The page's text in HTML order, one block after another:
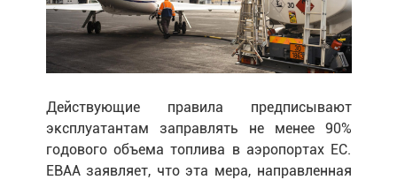
Действующие правила предписывают
эксплуатантам заправлять не менее 90%
годового объема топлива в аэропортах ЕС.
EBAA заявляет, что эта мера, направленная